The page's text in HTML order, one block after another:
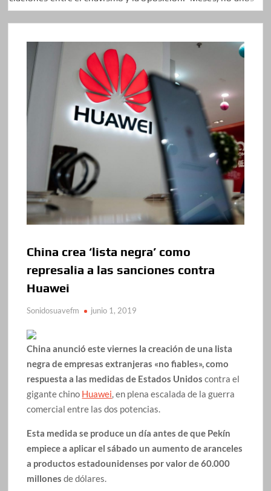
China crea ‘lista negra’ como
represalia a las sanciones contra
Huawei
Sonidosuavefm junio 1, 2019
China anunció este viernes la creación de una lista
negra de empresas extranjeras «no fiables», como
respuesta a las medidas de Estados Unidos contra el
gigante chino Huawei, en plena escalada de la guerra
comercial entre las dos potencias.
Esta medida se produce un día antes de que Pekín
empiece a aplicar el sábado un aumento de aranceles
a productos estadounidenses por valor de 60.000
millones de dólares.